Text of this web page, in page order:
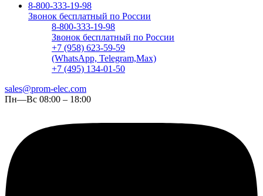
8-800-333-19-98
Звонок бесплатный по России
8-800-333-19-98
Звонок бесплатный по России
+7 (958) 623-59-59
(WhatsApp, Telegram,Max)
+7 (495) 134-01-50
sales@prom-elec.com
Пн—Вс 08:00 – 18:00